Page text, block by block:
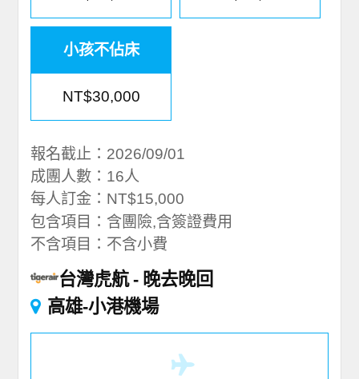
小孩不佔床
NT$30,000
報名截止：2026/09/01
成團人數：16人
每人訂金：NT$15,000
包含項目：含團險,含簽證費用
不含項目：不含小費
台灣虎航
晚去晚回
高雄-小港機場